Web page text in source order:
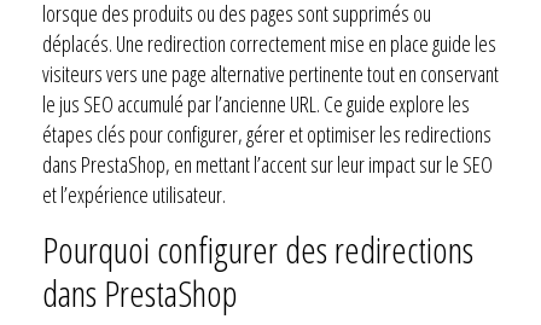
lorsque des produits ou des pages sont supprimés ou
déplacés. Une redirection correctement mise en place guide les
visiteurs vers une page alternative pertinente tout en conservant
le jus SEO accumulé par l’ancienne URL. Ce guide explore les
étapes clés pour configurer, gérer et optimiser les redirections
dans PrestaShop, en mettant l’accent sur leur impact sur le SEO
et l’expérience utilisateur.
Pourquoi configurer des redirections
dans PrestaShop